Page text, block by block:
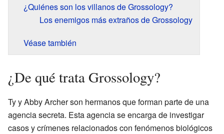
¿Quiénes son los villanos de Grossology?
Los enemigos más extraños de Grossology
Véase también
¿De qué trata Grossology?
Ty y Abby Archer son hermanos que forman parte de una
agencia secreta. Esta agencia se encarga de investigar
casos y crímenes relacionados con fenómenos biológicos